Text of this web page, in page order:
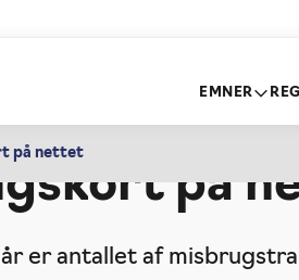
EMNER
på nettet
på
er antallet af